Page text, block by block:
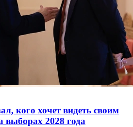
кого хочет видеть своим
выборах 2028 года